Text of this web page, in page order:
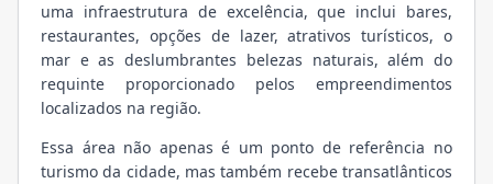
uma infraestrutura de excelência, que inclui bares,
restaurantes, opções de lazer, atrativos turísticos, o
mar e as deslumbrantes belezas naturais, além do
requinte proporcionado pelos empreendimentos
localizados na região.
Essa área não apenas é um ponto de referência no
turismo da cidade, mas também recebe transatlânticos